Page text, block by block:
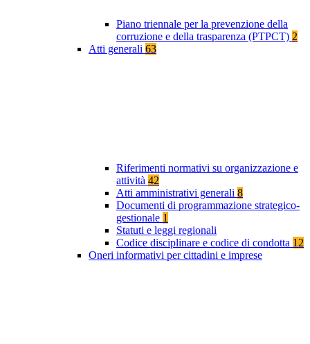
Piano triennale per la prevenzione della
corruzione e della trasparenza (PTPCT) 2
Atti generali 63
Riferimenti normativi su organizzazione e
attività 42
Atti amministrativi generali 8
Documenti di programmazione strategico-
gestionale 1
Statuti e leggi regionali
Codice disciplinare e codice di condotta 12
Oneri informativi per cittadini e imprese